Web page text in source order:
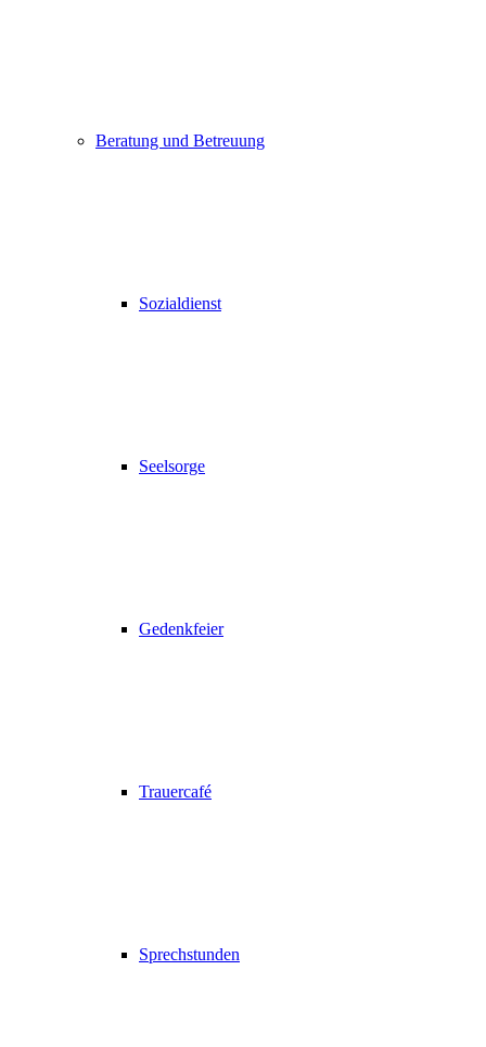
Beratung und Betreuung
Sozialdienst
Seelsorge
Gedenkfeier
Trauercafé
Sprechstunden